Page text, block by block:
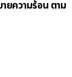
ยความร้อน ตาม